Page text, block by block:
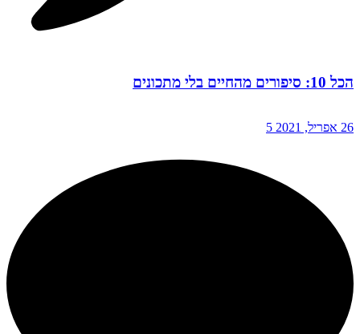
הכל 10: סיפורים מהחיים בלי מתכונים
26 אפריל, 2021 5